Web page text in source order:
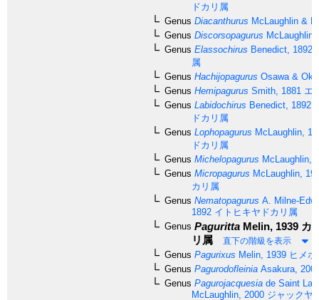
ドカリ属
Genus Diacanthurus McLaughlin &
Genus Discorsopagurus McLaughlin,
Genus Elassochirus Benedict, 1892
属
Genus Hachijopagurus Osawa &
Genus Hemipagurus Smith, 1881 エ
Genus Labidochirus Benedict, 1892
ドカリ属
Genus Lophopagurus McLaughlin,
ドカリ属
Genus Michelopagurus McLaughlin,
Genus Micropagurus McLaughlin,
カリ属
Genus Nematopagurus A. Milne-
1892 イトヒキヤドカリ属
Genus Paguritta Melin, 1939 カ
リ属
直下の階級を表示
Genus Pagurixus Melin, 1939 ヒメ
Genus Pagurodofleinia Asakura,
Genus Pagurojacquesia de Saint
McLaughlin, 2000 ジャックヤ